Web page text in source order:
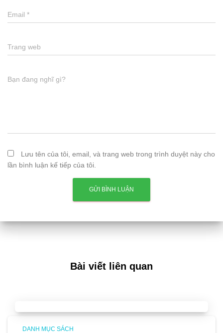
Email *
Trang web
Bạn đang nghĩ gì?
Lưu tên của tôi, email, và trang web trong trình duyệt này cho
lần bình luận kế tiếp của tôi.
Bài viết liên quan
DANH MỤC SÁCH